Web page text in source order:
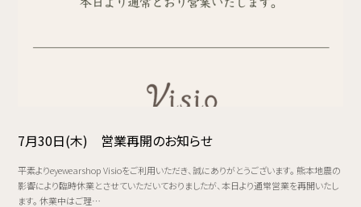
7月30日(木) 営業再開のお知らせ
平素よりeyewearshop Visioをご利用いただき、誠にありがとうございます。 熊本地震の
影響により臨時休業とさせていただいておりましたが、本日より通常営業を再開いたし
ます。 休業中はご理…